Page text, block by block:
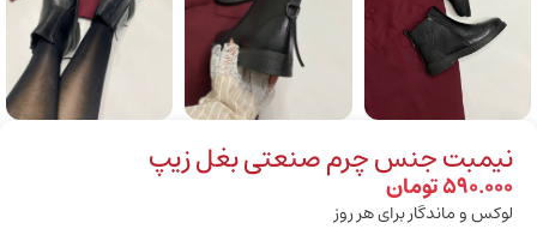
نیمبت جنس چرم صنعتی بغل زیپ
590.000تومان
لوکس و ماندگار برای هر روز